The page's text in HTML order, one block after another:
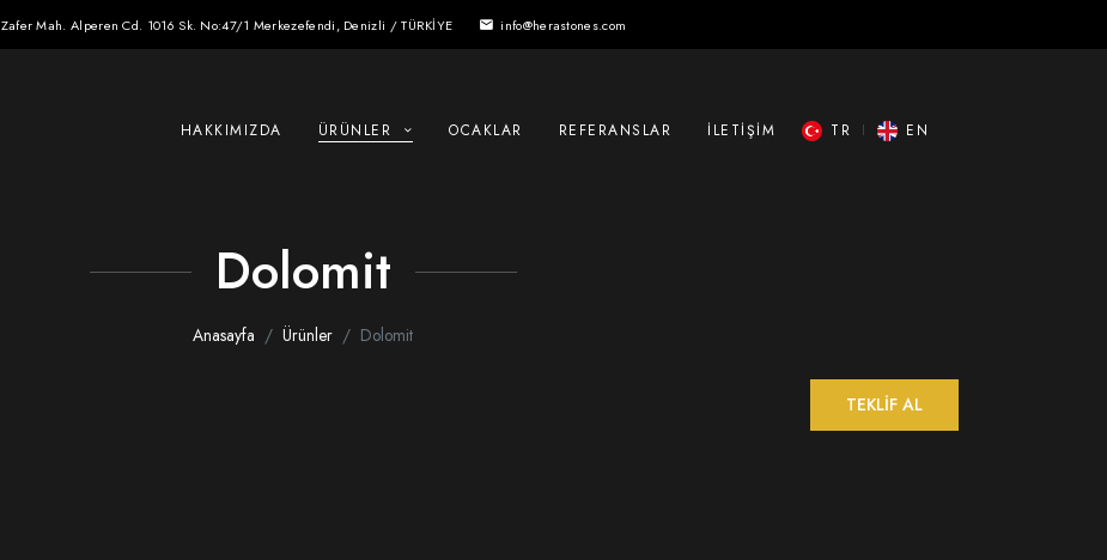
Zafer Mah. Alperen Cd. 1016 Sk. No:47/1 Merkezefendi, Denizli / TÜRKİYE email info@herastones.com
HAKKIMIZDA ÜRÜNLER OCAKLAR REFERANSLAR İLETIŞIM TR EN
Dolomit
Anasayfa Ürünler Dolomit
TEKLİF AL